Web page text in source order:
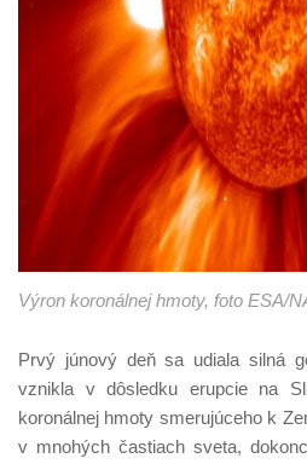
Výron koronálnej hmoty, foto ESA/
Prvý júnový deň sa udiala silná
vznikla v dôsledku erupcie na
koronálnej hmoty smerujúceho k
v mnohých častiach sveta,